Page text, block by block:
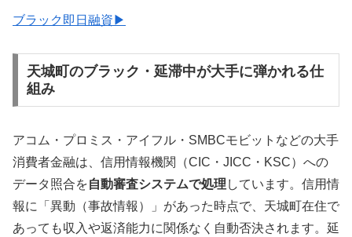
ブラック即日融資▶
天城町のブラック・延滞中が大手に弾かれる仕
組み
アコム・プロミス・アイフル・SMBCモビットなどの大手
消費者金融は、信用情報機関（CIC・JICC・KSC）への
データ照合を自動審査システムで処理 しています。信用情
報に「異動（事故情報）」があった時点で、天城町在住で
あっても収入や返済能力に関係なく自動否決されます。延